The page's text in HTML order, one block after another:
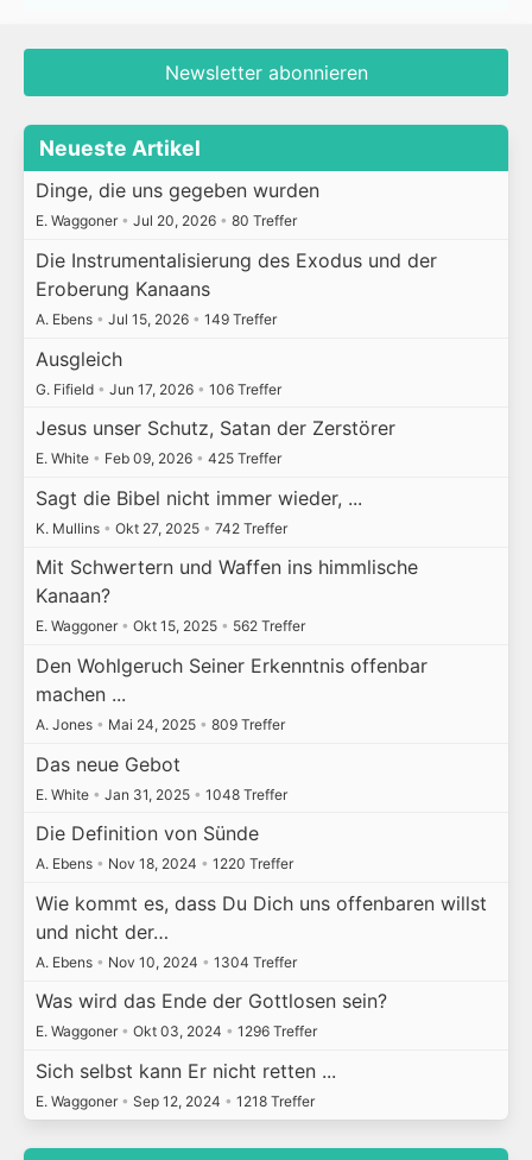
Newsletter abonnieren
Neueste Artikel
Dinge, die uns gegeben wurden
E. Waggoner • Jul 20, 2026 • 80 Treffer
Die Instrumentalisierung des Exodus und der
Eroberung Kanaans
A. Ebens • Jul 15, 2026 • 149 Treffer
Ausgleich
G. Fifield • Jun 17, 2026 • 106 Treffer
Jesus unser Schutz, Satan der Zerstörer
E. White • Feb 09, 2026 • 425 Treffer
Sagt die Bibel nicht immer wieder, ...
K. Mullins • Okt 27, 2025 • 742 Treffer
Mit Schwertern und Waffen ins himmlische
Kanaan?
E. Waggoner • Okt 15, 2025 • 562 Treffer
Den Wohlgeruch Seiner Erkenntnis offenbar
machen ...
A. Jones • Mai 24, 2025 • 809 Treffer
Das neue Gebot
E. White • Jan 31, 2025 • 1048 Treffer
Die Definition von Sünde
A. Ebens • Nov 18, 2024 • 1220 Treffer
Wie kommt es, dass Du Dich uns offenbaren willst
und nicht der…
A. Ebens • Nov 10, 2024 • 1304 Treffer
Was wird das Ende der Gottlosen sein?
E. Waggoner • Okt 03, 2024 • 1296 Treffer
Sich selbst kann Er nicht retten ...
E. Waggoner • Sep 12, 2024 • 1218 Treffer